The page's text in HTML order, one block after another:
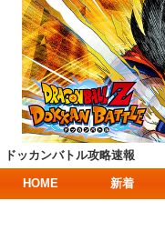
ドッカンバトル攻略速報
HOME 新着